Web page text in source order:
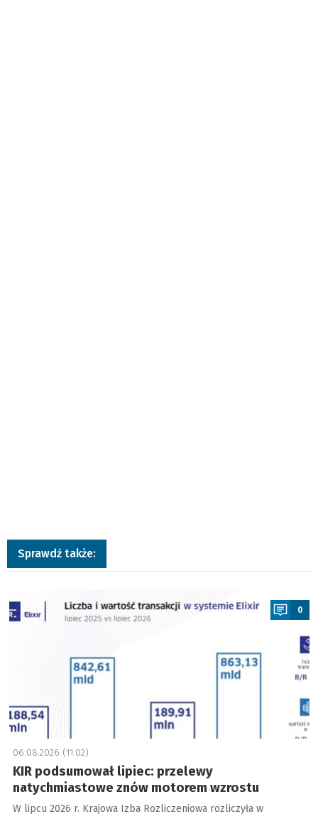
Sprawdź także:
0
06.08.2026 (11:02)
KIR podsumował lipiec: przelewy
natychmiastowe znów motorem wzrostu
W lipcu 2026 r. Krajowa Izba Rozliczeniowa rozliczyła w